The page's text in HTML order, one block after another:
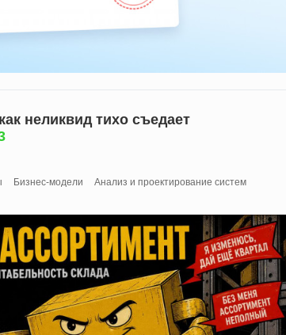
неликвид тихо съедает
Бизнес-модели
Анализ и проектирование систем